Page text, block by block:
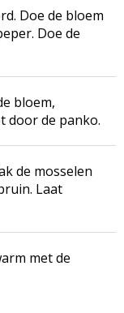
Doe de bloem
Doe de
bloem,
door de panko.
de mosselen
Laat
met de